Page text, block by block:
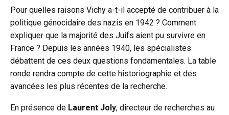
Pour quelles raisons Vichy a-t-il accepté de contribuer à la
politique génocidaire des nazis en 1942 ? Comment
expliquer que la majorité des Juifs aient pu survivre en
France ? Depuis les années 1940, les spécialistes
débattent de ces deux questions fondamentales. La table
ronde rendra compte de cette historiographie et des
avancées les plus récentes de la recherche.
En présence de Laurent Joly, directeur de recherches au